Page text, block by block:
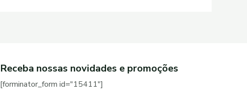
Receba nossas novidades e promoções
[forminator_form id="15411"]